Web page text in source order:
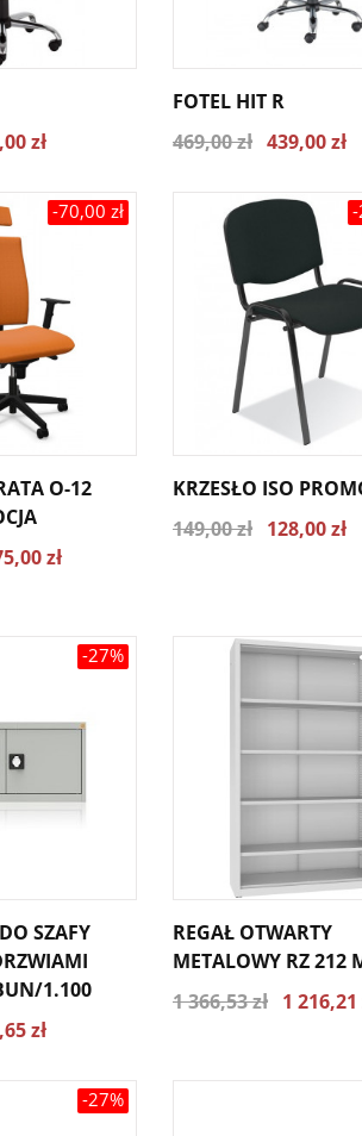
zł
FOTEL HIT R
469,00 zł 439,00 zł
-70,00 zł
O-12
zł
-
KRZESŁO ISO
149,00 zł 128,00 zł
-27%
SZAFY
1.100
zł
REGAŁ OTWARTY
METALOWY RZ 212
1 366,53 zł 1 216,21
-27%